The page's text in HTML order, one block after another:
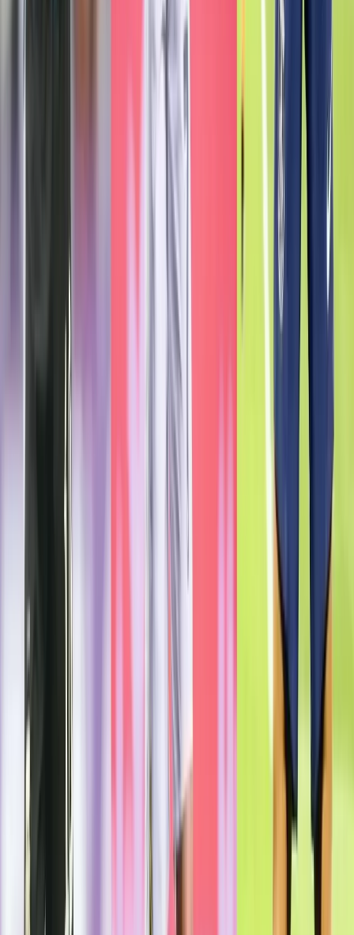
হামলার লক্ষ্যবস্তু ছিলেন লিওনেল
মেসি-রোনালদো-এমবাপ্পেসহ
রেফারি-কর্মকর্তারাও, ফাঁস নথি